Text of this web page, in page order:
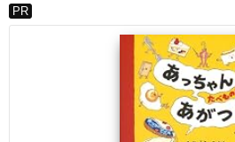
PR